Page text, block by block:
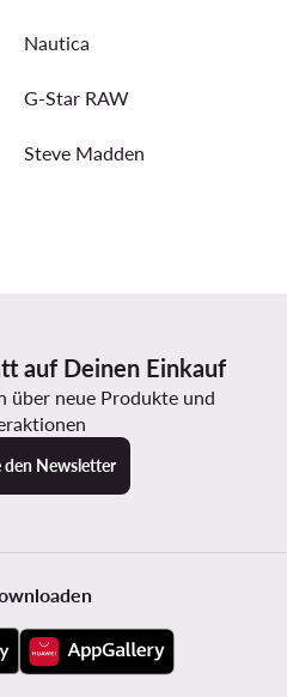
Nautica
G-Star RAW
Steve Madden
auf Deinen Einkauf
über neue Produkte und
Newsletter